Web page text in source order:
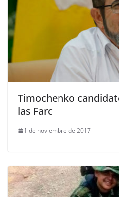
Timochenko
las Farc
1 de noviembre de 2017